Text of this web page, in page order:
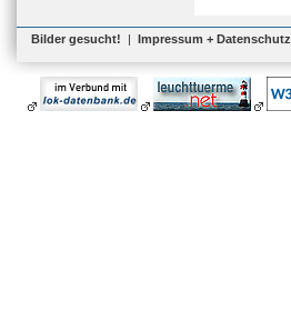
Bilder gesucht! | Impressum + Datenschutz